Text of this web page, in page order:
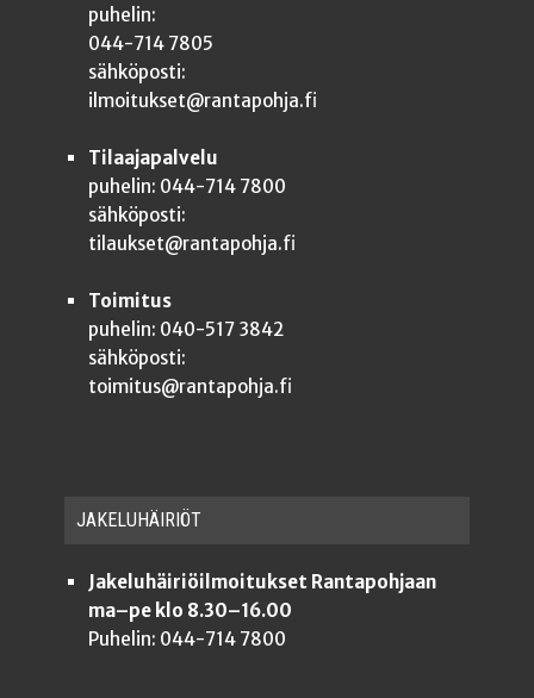
puhelin:
044-714 7805
sähköposti:
ilmoitukset@rantapohja.fi
Tilaajapalvelu
puhelin: 044-714 7800
sähköposti:
tilaukset@rantapohja.fi
Toimitus
puhelin: 040-517 3842
sähköposti:
toimitus@rantapohja.fi
JAKE­LU­HÄI­RIÖT
Jakeluhäiriöilmoitukset Rantapohjaan
ma–pe klo 8.30–16.00
Puhelin: 044-714 7800